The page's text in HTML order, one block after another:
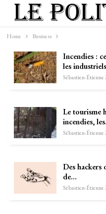
Home Business
Incendies :
les
Le tourisme
incendies,
Des hackers
de…